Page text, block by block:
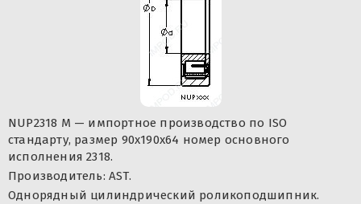
NUP2318 M — импортное производство по ISO
стандарту, размер 90x190x64 номер основного
исполнения 2318.
Производитель: AST.
Однорядный цилиндрический роликоподшипник.